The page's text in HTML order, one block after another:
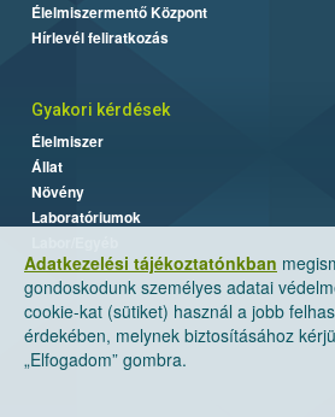
Adatkezelési tájékoztatónkban
gondoskodunk személyes adatai
cookie-kat (sütiket) használ a jobb
érdekében, melynek biztosításához
„Elfogadom” gombra.
Élelmiszermentő Központ
Hírlevél feliratkozás
Gyakori kérdések
Élelmiszer
Állat
Növény
Laboratóriumok